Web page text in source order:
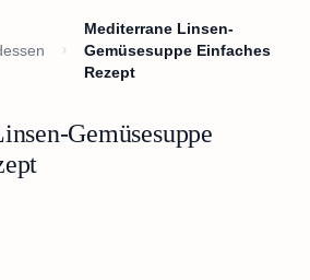
Mediterrane Linsen-
Gemüsesuppe Einfaches
Rezept
Gemüsesuppe